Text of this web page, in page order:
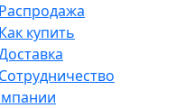
Распродажа
Как купить
Сотрудничество